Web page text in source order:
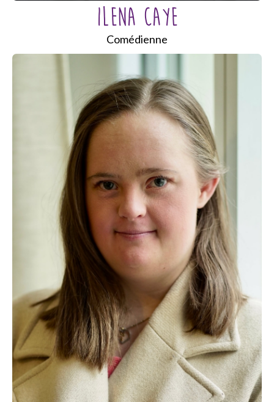
ILENA CAYE
Comédienne